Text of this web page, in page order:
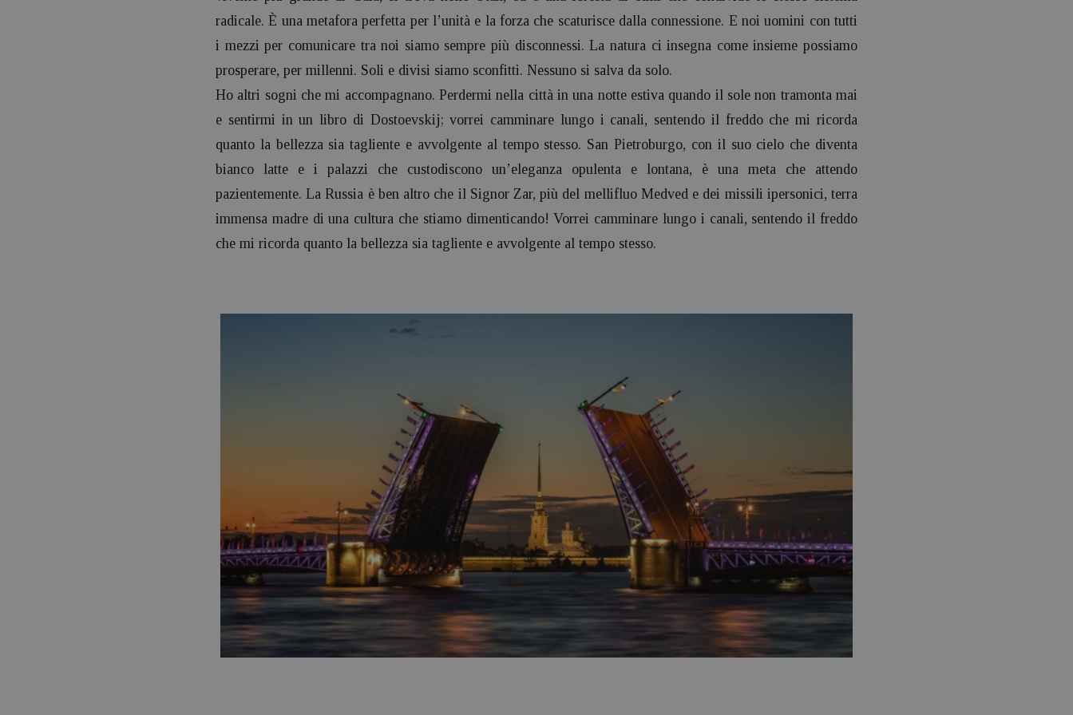
radicale. È una metafora perfetta per l’unità e la forza che scaturisce dalla connessione. E noi uomini con tutti
i mezzi per comunicare tra noi siamo sempre più disconnessi. La natura ci insegna come insieme possiamo
prosperare, per millenni. Soli e divisi siamo sconfitti. Nessuno si salva da solo.
Ho altri sogni che mi accompagnano. Perdermi nella città in una notte estiva quando il sole non tramonta mai
e sentirmi in un libro di Dostoevskij; vorrei camminare lungo i canali, sentendo il freddo che mi ricorda
quanto la bellezza sia tagliente e avvolgente al tempo stesso. San Pietroburgo, con il suo cielo che diventa
bianco latte e i palazzi che custodiscono un’eleganza opulenta e lontana, è una meta che attendo
pazientemente. La Russia è ben altro che il Signor Zar, più del mellifluo Medved e dei missili ipersonici, terra
immensa madre di una cultura che stiamo dimenticando! Vorrei camminare lungo i canali, sentendo il freddo
che mi ricorda quanto la bellezza sia tagliente e avvolgente al tempo stesso.